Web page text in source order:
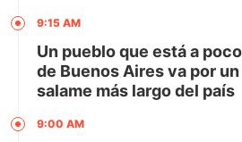
9:15 AM
Un pueblo que está a
de Buenos Aires va por
salame más largo del país
9:00 AM